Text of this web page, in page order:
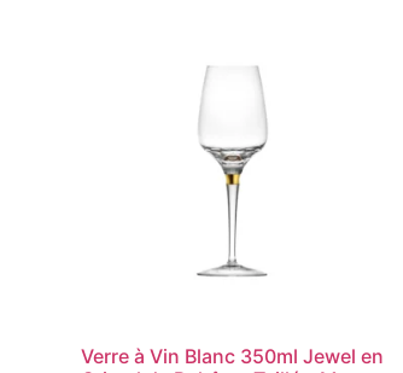
Verre à Vin Blanc 350ml Jewel en